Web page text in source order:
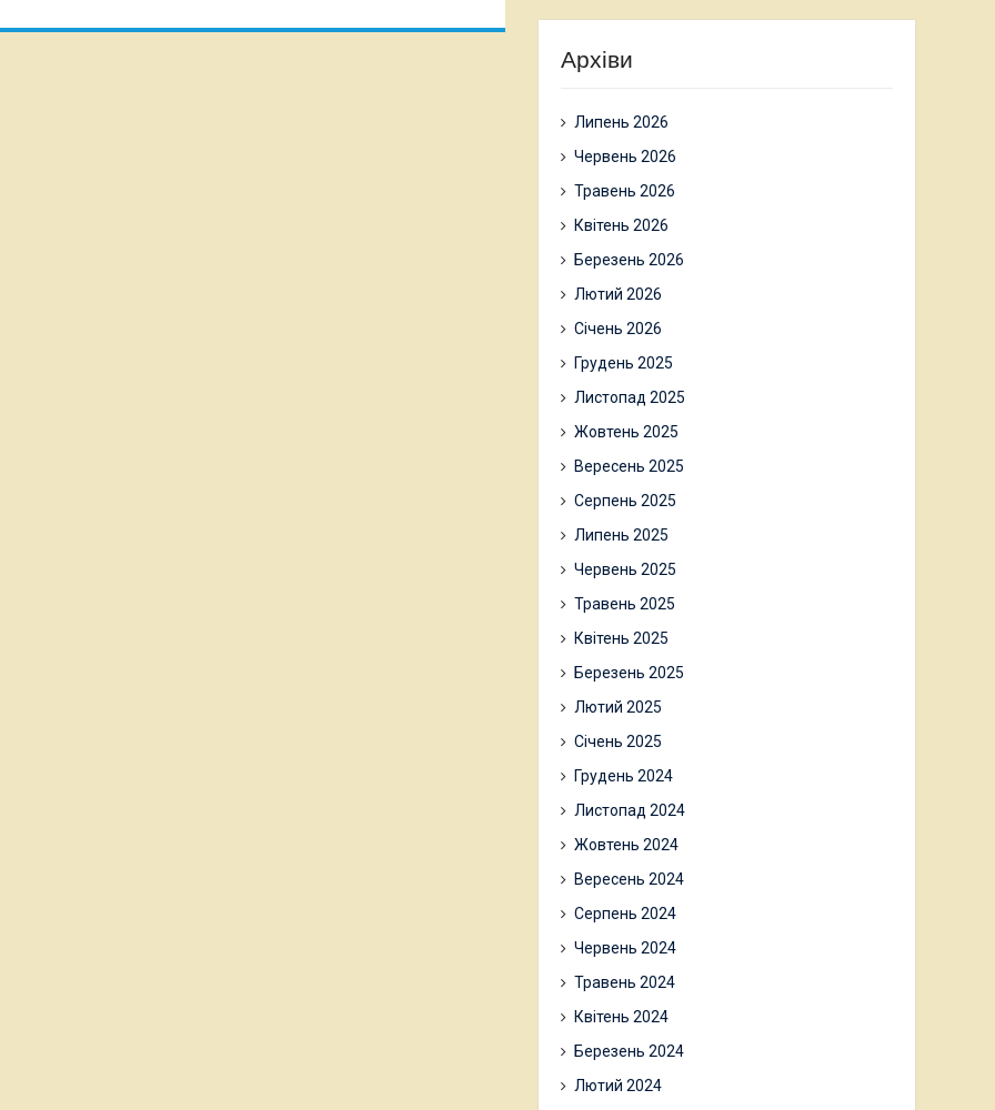
Архіви
Липень 2026
Червень 2026
Травень 2026
Квітень 2026
Березень 2026
Лютий 2026
Січень 2026
Грудень 2025
Листопад 2025
Жовтень 2025
Вересень 2025
Серпень 2025
Липень 2025
Червень 2025
Травень 2025
Квітень 2025
Березень 2025
Лютий 2025
Січень 2025
Грудень 2024
Листопад 2024
Жовтень 2024
Вересень 2024
Серпень 2024
Червень 2024
Травень 2024
Квітень 2024
Березень 2024
Лютий 2024